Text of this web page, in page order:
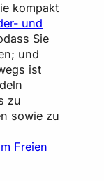
kompakt
und
Sie
und
ist
zu
sowie zu
Freien